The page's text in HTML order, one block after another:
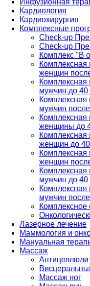
Инфузионная
Кардиология
Кардиохирургия
Комплексные
Check-up
Check-up
Комплекс "В
женщин
мужчин до 40
мужчин
женщины до
женщин до 40
женщин
мужчин до 40
мужчин
Комплексное
Лазерное лечение
Маммология и
Мануальная
Массаж
Массаж ног